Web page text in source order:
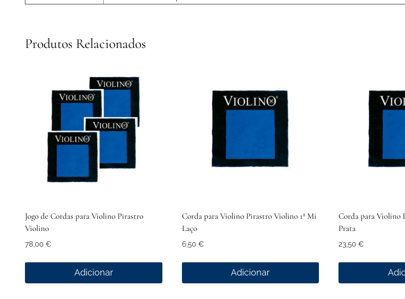
Produtos Relacionados
Jogo de Cordas para Violino Pirastro
Violino
78,00 €
Adicionar
Corda para Violino Pirastro Violino 1ª Mi
Laço
6,50 €
Adicionar
Corda para Violino
Prata
23,50 €